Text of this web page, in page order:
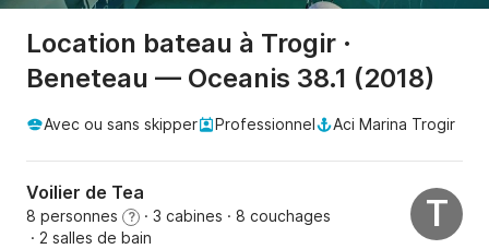
Location bateau à Trogir ·
Beneteau — Oceanis 38.1 (2018)
Avec ou sans skipper Professionnel Aci Marina Trogir
Voilier de Tea
8 personnes ? · 3 cabines · 8 couchages
· 2 salles de bain
T